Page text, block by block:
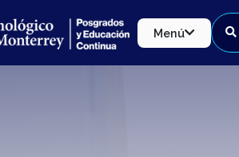
Menú